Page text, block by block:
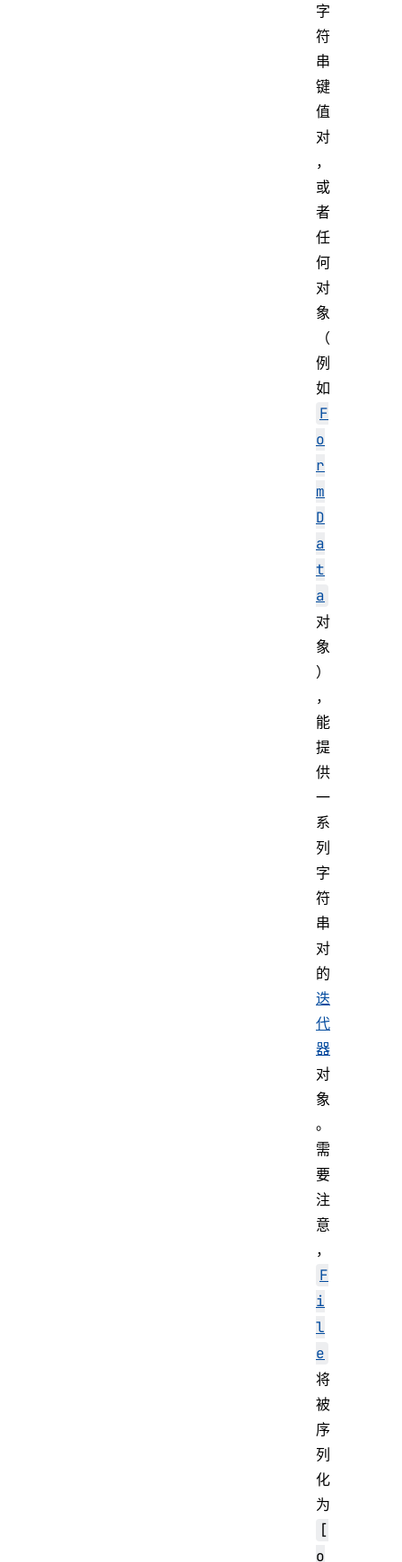
字
符
串
键
值
对
，
或
者
任
何
对
象
（
例
如
F
o
r
m
D
a
t
a
对
象
）
，
能
提
供
一
系
列
字
符
串
对
的
迭
代
器
对
象
。
需
要
注
意
，
F
i
l
e
将
被
序
列
化
为
[
o